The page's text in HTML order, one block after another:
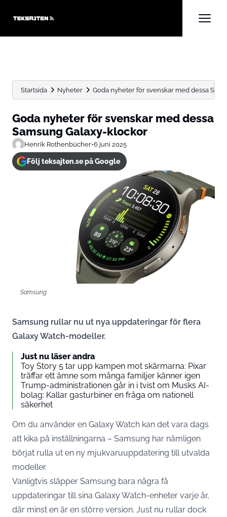
Startsida Nyheter Goda nyheter för svenskar med dessa
Goda nyheter för svenskar med dessa
Samsung Galaxy-klockor
Henrik Rothenbücher•6 juni 2025
Följ teksajten.se på Google
Samsung
Samsung rullar nu ut nya uppdateringar för flera
Galaxy Watch-modeller.
Just nu läser andra
Toy Story 5 tar upp kampen mot skärmarna: Pixar
träffar ett ämne som många familjer känner igen
Trump-administrationen går in i tvist om Musks AI-
bolag: Kallar gasturbiner en fråga om nationell
säkerhet
Om du använder en Galaxy Watch kan det vara dags
att kika på inställningarna – Samsung har nämligen
börjat rulla ut en ny mjukvaruuppdatering till utvalda
modeller.
Vanligtvis släpper Samsung bara några få
uppdateringar till sina Galaxy Watch-enheter varje år,
där minst en är en större version. Just nu rullar dock